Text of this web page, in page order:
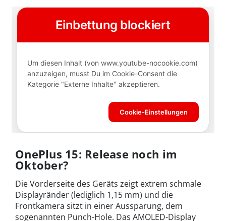
OnePlus 15: Release noch im
Oktober?
Die Vorderseite des Geräts zeigt extrem schmale
Displayränder (lediglich 1,15 mm) und die
Frontkamera sitzt in einer Aussparung, dem
sogenannten Punch-Hole. Das AMOLED-Display